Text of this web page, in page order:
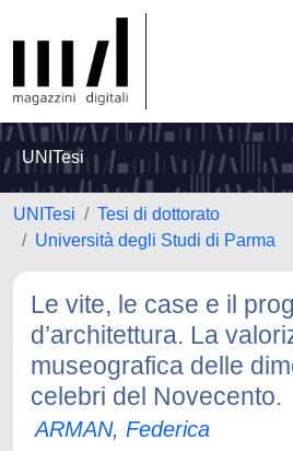
UNITesi
UNITesi
Tesi di dottorato
Università degli Studi di Parma
Le vite, le case e il
d’architettura. La
museografica delle
celebri del Novecento.
ARMAN, Federica